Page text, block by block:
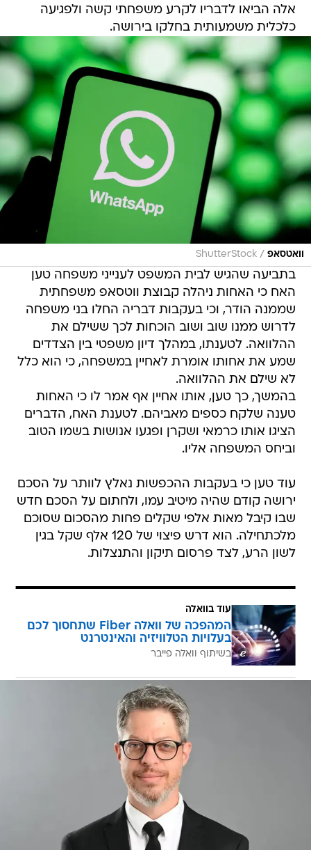
אלה הביאו לדבריו לקרע משפחתי קשה ולפגיעה
כלכלית משמעותית בחלקו בירושה.
וואטסאפ /
ShutterStock
בתביעה שהגיש לבית המשפט לענייני משפחה טען
האח כי האחות ניהלה קבוצת ווטסאפ משפחתית
שממנה הודר, וכי בעקבות דבריה החלו בני משפחה
לדרוש ממנו שוב ושוב הוכחות לכך ששילם את
ההלוואה. לטענתו, במהלך דיון משפטי בין הצדדים
שמע את אחותו אומרת לאחיין במשפחה, כי הוא כלל
לא שילם את ההלוואה.
בהמשך, כך טען, אותו אחיין אף אמר לו כי האחות
טענה שלקח כספים מאביהם. לטענת האח, הדברים
הציגו אותו כרמאי ושקרן ופגעו אנושות בשמו הטוב
וביחס המשפחה אליו.
עוד טען כי בעקבות ההכפשות נאלץ לוותר על הסכם
ירושה קודם שהיה מיטיב עמו, ולחתום על הסכם חדש
שבו קיבל מאות אלפי שקלים פחות מהסכום שסוכם
מלכתחילה. הוא דרש פיצוי של 120 אלף שקל בגין
לשון הרע, לצד פרסום תיקון והתנצלות.
עוד בוואלה
המהפכה של וואלה Fiber שתחסוך לכם
בעלויות הטלוויזיה והאינטרנט
בשיתוף וואלה פייבר